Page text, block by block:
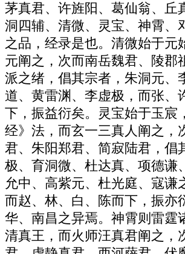
茅真君、许旌阳、葛仙翁、丘
洞四辅、清微、灵宝、神霄、
之品，经录是也。清微始于元
元阐之，次而南岳魏君、陵郡
派之绪，倡其宗者，朱洞元、
道、黄雷渊、李虚极，而张、
下，振益衍矣。灵宝始于玉宸
经》法，而玄一三真人阐之，
君、朱阳郑君、简寂陆君，倡
极、育洞微、杜达真、项德谦
允中、高紫元、杜光庭、寇谦
而赵、林、白、陈而下，振亦
华、南昌之异焉。神霄则雷霆
清真王，而火师汪真君阐之，